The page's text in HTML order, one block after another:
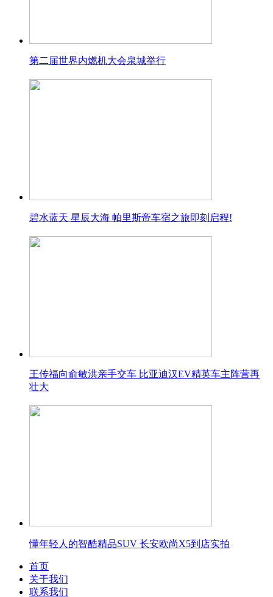
第二届世界内燃机大会泉城举行
碧水蓝天 星辰大海 帕里斯帝车宿之旅即刻启程!
王传福向俞敏洪亲手交车 比亚迪汉EV精英车主阵营再
壮大
懂年轻人的智酷精品SUV 长安欧尚X5到店实拍
首页
关于我们
联系我们